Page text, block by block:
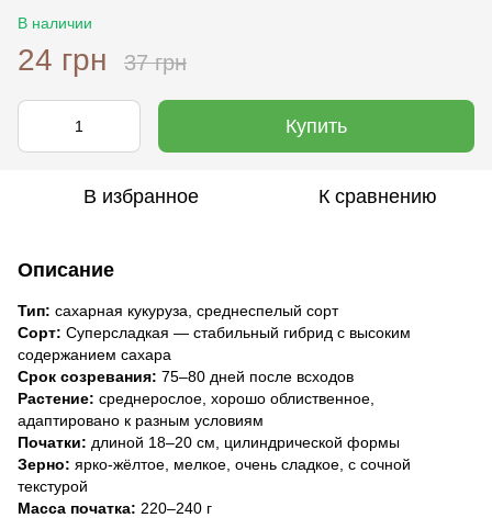
В наличии
24 грн 37 грн
Купить
В избранное К сравнению
Описание
Тип: сахарная кукуруза, среднеспелый сорт
Сорт: Суперсладкая — стабильный гибрид с высоким
содержанием сахара
Срок созревания: 75–80 дней после всходов
Растение: среднерослое, хорошо облиственное,
адаптировано к разным условиям
Початки: длиной 18–20 см, цилиндрической формы
Зерно: ярко-жёлтое, мелкое, очень сладкое, с сочной
текстурой
Масса початка: 220–240 г